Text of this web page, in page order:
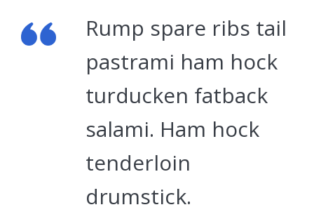
Rump spare ribs tail
pastrami ham hock
turducken fatback
salami. Ham hock
tenderloin
drumstick.